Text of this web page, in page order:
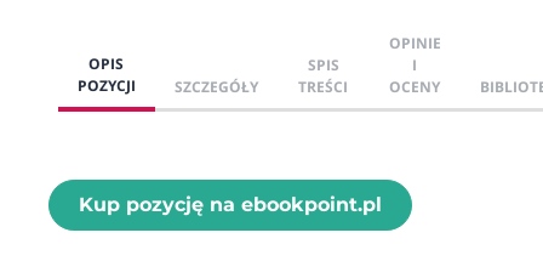
OPIS
POZYCJI
SZCZEGÓŁY
SPIS
TREŚCI
OPINIE
I
OCENY
Kup pozycję na ebookpoint.pl